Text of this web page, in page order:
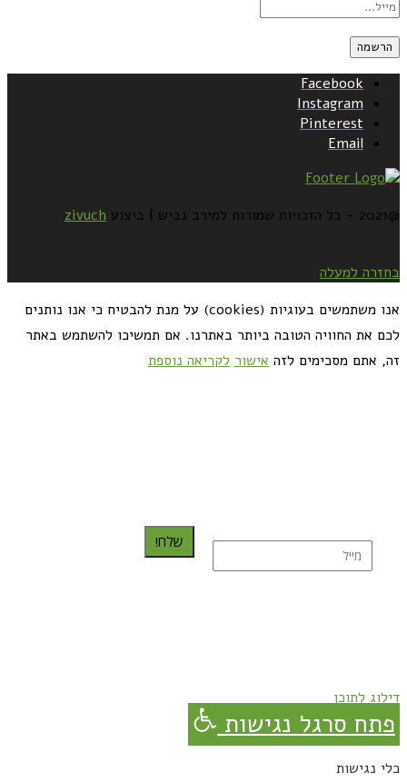
Facebook
Instagram
Pinterest
Email
@2021 - כל הזכויות שמורות למירב גביש | ביצוע zivuch
בחזרה למעלה
אנו משתמשים בעוגיות (cookies) על מנת להבטיח כי אנו נותנים
לכם את החוויה הטובה ביותר באתרנו. אם תמשיכו להשתמש באתר
זה, אתם מסכימים לזה אישור לקריאה נוספת
שלח!
דילוג לתוכן
פתח סרגל נגישות
כלי נגישות